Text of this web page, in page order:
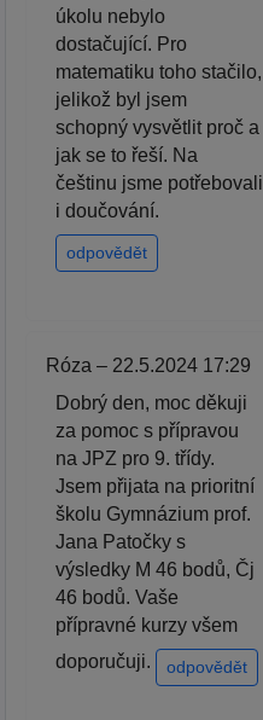
úkolu nebylo
dostačující. Pro
matematiku toho stačilo,
jelikož byl jsem
schopný vysvětlit proč a
jak se to řeší. Na
češtinu jsme potřebovali
i doučování.
odpovědět
Róza – 22.5.2024 17:29
Dobrý den, moc děkuji
za pomoc s přípravou
na JPZ pro 9. třídy.
Jsem přijata na prioritní
školu Gymnázium prof.
Jana Patočky s
výsledky M 46 bodů, Čj
46 bodů. Vaše
přípravné kurzy všem
doporučuji.
odpovědět